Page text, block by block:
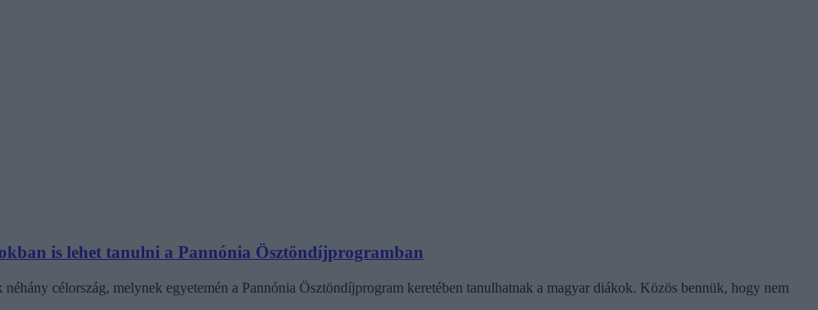
is lehet tanulni a Pannónia Ösztöndíjprogramban
célország, melynek egyetemén a Pannónia Ösztöndíjprogram keretében tanulhatnak a magyar diákok. Közös bennük, hogy nem